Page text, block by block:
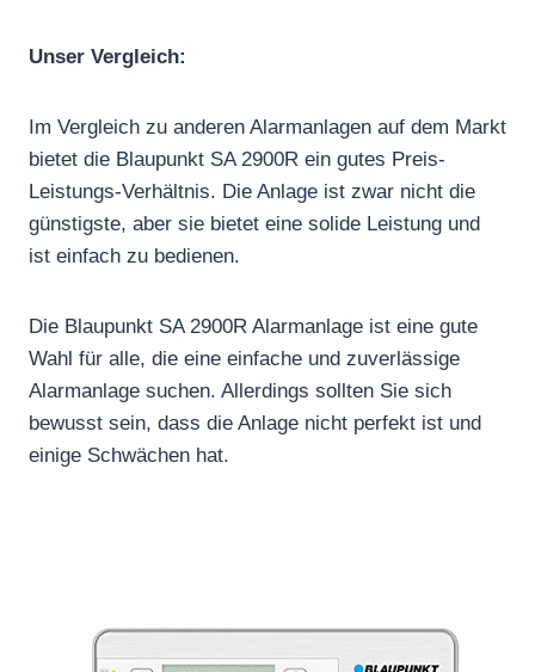
Unser Vergleich:
Im Vergleich zu anderen Alarmanlagen auf dem Markt
bietet die Blaupunkt SA 2900R ein gutes Preis-
Leistungs-Verhältnis. Die Anlage ist zwar nicht die
günstigste, aber sie bietet eine solide Leistung und
ist einfach zu bedienen.
Die Blaupunkt SA 2900R Alarmanlage ist eine gute
Wahl für alle, die eine einfache und zuverlässige
Alarmanlage suchen. Allerdings sollten Sie sich
bewusst sein, dass die Anlage nicht perfekt ist und
einige Schwächen hat.